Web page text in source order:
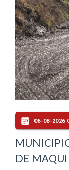
06-08-2026
DE